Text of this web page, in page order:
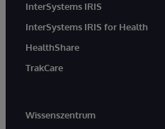
InterSystems IRIS
InterSystems IRIS for Health
HealthShare
TrakCare
Wissenszentrum